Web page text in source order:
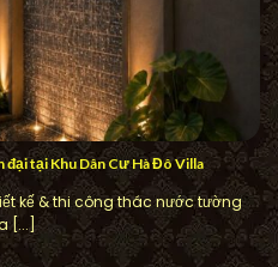
tại Khu Dân Cư Hà Đô Villa
kế & thi công thác nước tường
[...]